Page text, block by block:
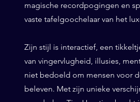
magische recordpogingen en
vaste tafelgoochelaar van het
Zijn stijl is interactief, een
van vingervlugheid, illusies,
niet bedoeld om mensen voor
beleven. Met zijn unieke